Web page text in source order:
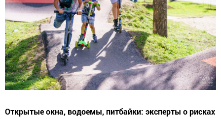
Открытые окна, водоемы, питбайки: эксперты о рисках